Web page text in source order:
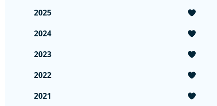
2025
2024
2023
2022
2021